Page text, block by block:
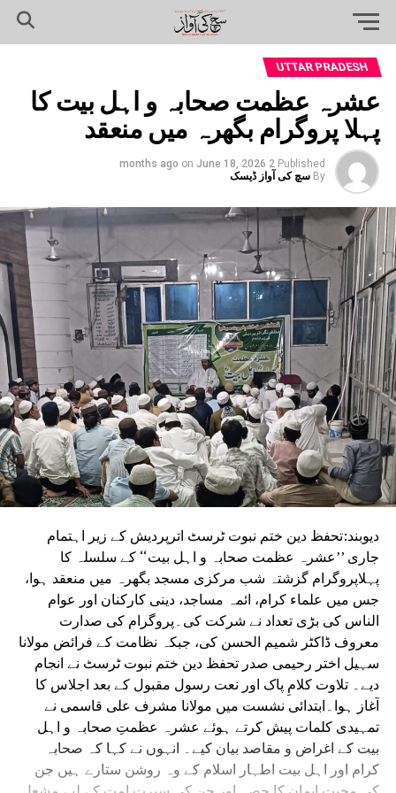
UTTAR PRADESH
عشرہ عظمت صحابہ و اہل بیت کا
پہلا پروگرام بگھرہ میں منعقد
Published
2 months ago
on June 18, 2026
By سچ کی آواز ڈیسک
دیوبند:تحفظ دین ختم نبوت ٹرسٹ اترپردیش کے زیر اہتمام
جاری ’’عشرہ عظمت صحابہ و اہل بیت‘‘ کے سلسلہ کا
پہلاپروگرام گزشتہ شب مرکزی مسجد بگھرہ میں منعقد ہوا،
جس میں علماء کرام، ائمہ مساجد، دینی کارکنان اور عوام
الناس کی بڑی تعداد نے شرکت کی۔پروگرام کی صدارت
معروف ڈاکٹر شمیم الحسن کی، جبکہ نظامت کے فرائض مولانا
سہیل اختر رحیمی صدر تحفظ دین ختم نبوت ٹرسٹ نے انجام
دیے۔ تلاوت کلامِ پاک اور نعت رسول مقبول کے بعد اجلاس کا
آغاز ہوا۔ابتدائی نشست میں مولانا مشرف علی قاسمی نے
تمہیدی کلمات پیش کرتے ہوئے عشرہ عظمتِ صحابہ و اہل
بیت کے اغراض و مقاصد بیان کیے۔ انہوں نے کہا کہ صحابہ
کرام اور اہل بیت اطہار اسلام کے وہ روشن ستارے ہیں جن